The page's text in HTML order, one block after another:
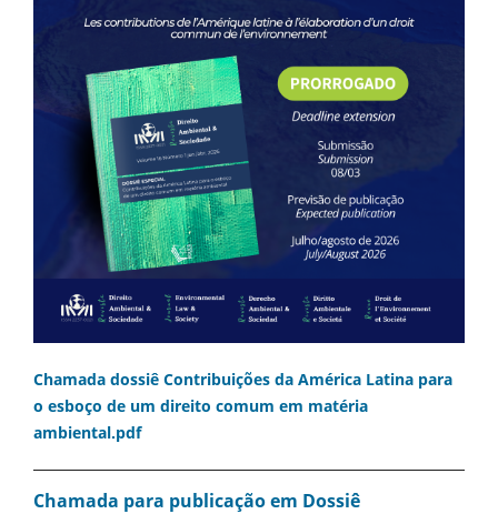
Chamada dossiê Contribuições da América Latina para
o esboço de um direito comum em matéria
ambiental.pdf
Chamada para publicação em Dossiê